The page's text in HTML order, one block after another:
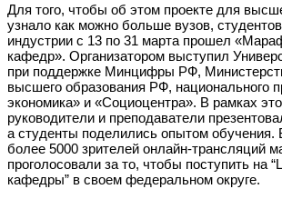
Для того, чтобы об этом проекте для
узнало как можно больше вузов,
индустрии с 13 по 31 марта прошел
кафедр». Организатором выступил
при поддержке Минцифры РФ,
высшего образования РФ, национального
экономика» и «Социоцентра». В рамках
руководители и преподаватели
а студенты поделились опытом
более 5000 зрителей онлайн-трансляций
проголосовали за то, чтобы поступить на
кафедры” в своем федеральном округе.